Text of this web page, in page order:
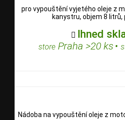
pro vypouštění vyjetého oleje z
kanystru, objem 8
 Ihned
storePraha >20 ks•
Nádoba na vypouštění oleje z